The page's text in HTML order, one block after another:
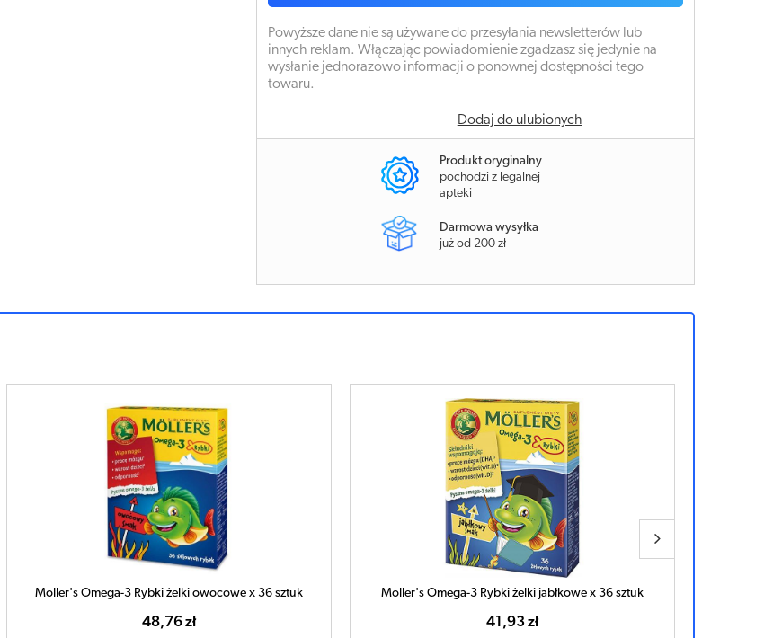
Powyższe dane nie są używane do przesyłania newsletterów lub
innych reklam. Włączając powiadomienie zgadzasz się jedynie na
wysłanie jednorazowo informacji o ponownej dostępności tego
towaru.
Dodaj do ulubionych
Produkt oryginalny
pochodzi z legalnej
apteki
Darmowa wysyłka
już od 200 zł
Moller's Omega-3 Rybki żelki owocowe x 36 sztuk
48,76 zł
Moller's Omega-3 Rybki żelki jabłkowe x 36 sztuk
41,93 zł